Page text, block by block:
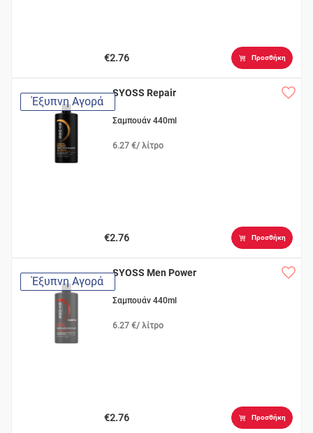
€2.76 Προσθήκη
Έξυπνη Αγορά
SYOSS Repair
Σαμπουάν 440ml
6.27 €/ λίτρο
€2.76 Προσθήκη
Έξυπνη Αγορά
SYOSS Men Power
Σαμπουάν 440ml
6.27 €/ λίτρο
€2.76 Προσθήκη